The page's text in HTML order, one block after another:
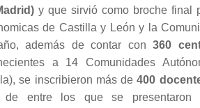
y que sirvió como broche final
de Castilla y León y la
además de contar con360
a 14 Comunidades
se inscribieron más de400
entre los que se presentaron